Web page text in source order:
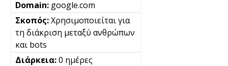
google.com
Χρησιμοποιείται για
τη διάκριση μεταξύ ανθρώπων
και bots
0 ημέρες